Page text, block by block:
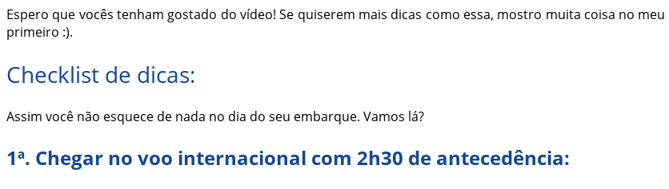
Espero que vocês tenham gostado do vídeo! Se quiserem mais dicas como essa, mostro muita coisa no meu
primeiro :).
Checklist de dicas:
Assim você não esquece de nada no dia do seu embarque. Vamos lá?
1ª. Chegar no voo internacional com 2h30 de antecedência: